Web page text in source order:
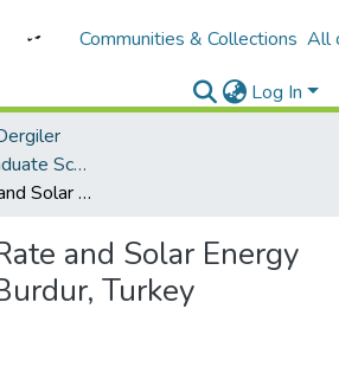
Communities & Collections All
Log In
The Journal of Graduate School of Natural and Applied Sciences of Mehmet Akif Ersoy University
Sunbathing Rate and Solar Energy Potential of Burdur, Turkey
and Solar Energy
Turkey